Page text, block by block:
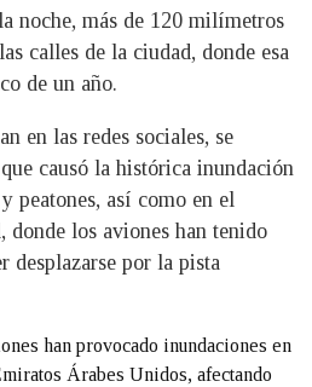
noche, más de 120 milímetros
calles de la ciudad, donde esa
de un año.
en las redes sociales, se
causó la histórica inundación
peatones, así como en el
donde los aviones han tenido
desplazarse por la pista
han provocado inundaciones en
Árabes Unidos, afectando